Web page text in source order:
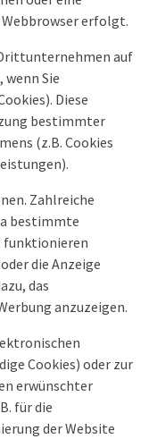
erfolgt.
auf
Sie
Diese
bestimmter
(z.B. Cookies
Zahlreiche
bestimmte
funktionieren
die Anzeige
das
anzuzeigen.
Cookies) oder zur
erwünschter
für die
der Website